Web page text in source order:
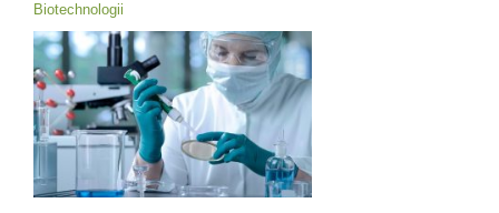
Biotechnologii